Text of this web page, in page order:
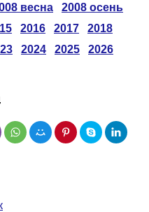
весна
2008 осень
2016 2017
2018
2024 2025 2026